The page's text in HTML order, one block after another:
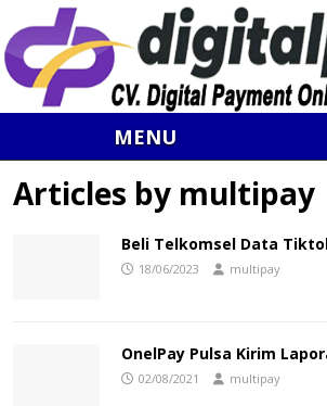
MENU
Articles by multipay
Beli Telkomsel Data
18/06/2023 multipay
OnelPay Pulsa Kirim
02/08/2021 multipay